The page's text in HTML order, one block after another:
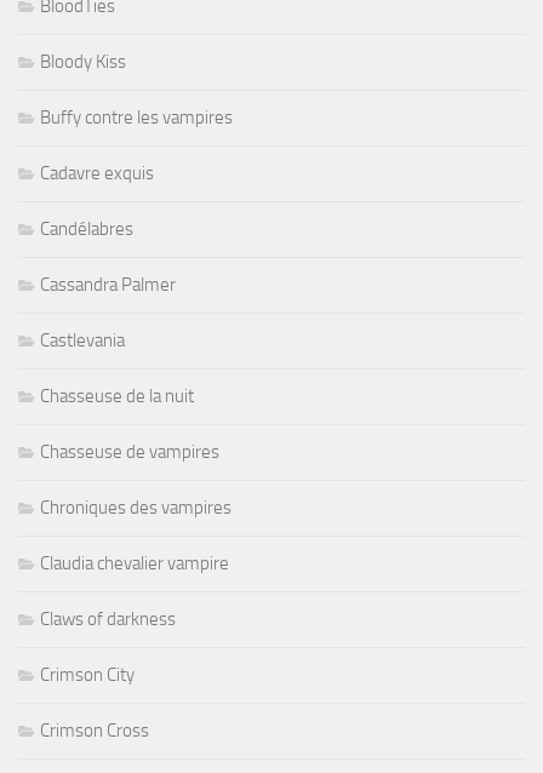
BloodTies
Bloody Kiss
Buffy contre les vampires
Cadavre exquis
Candélabres
Cassandra Palmer
Castlevania
Chasseuse de la nuit
Chasseuse de vampires
Chroniques des vampires
Claudia chevalier vampire
Claws of darkness
Crimson City
Crimson Cross